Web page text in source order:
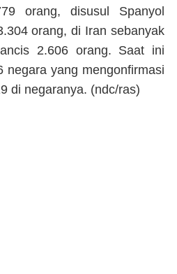
orang, disusul Spanyol
orang, di Iran sebanyak
2.606 orang. Saat ini
negara yang mengonfirmasi
di negaranya. (ndc/ras)